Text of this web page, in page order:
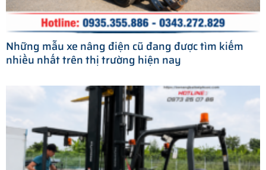
Những mẫu xe nâng điện cũ đang được tìm kiếm
nhiều nhất trên thị trường hiện nay